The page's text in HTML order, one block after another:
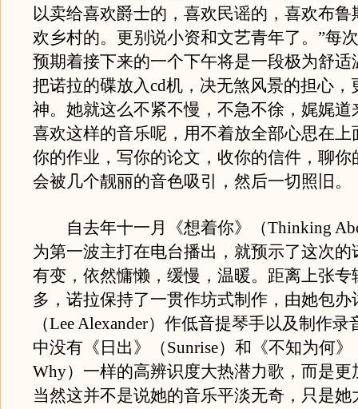
以卖给喜欢爵士的，喜欢民谣的，喜欢布鲁
欢乡村的。更别说小资和文艺青年了。”每
预期着接下来的一个下午将是一段极为舒适
把诺拉的碟放入cd机，决无煞风景的担心，
神。她就这么不紧不慢，不急不徐，娓娓道
喜欢这样的音乐呢，用不着放全部心思在上
你的作业，写你的论文，收你的信件，聊你
会被几个靓丽的音色吸引，然后一切照旧。
自去年十一月《想着你》（Thinking
为第一波主打在电台播出，就预示了这次的
有变，依然慵懒，缓慢，温暖。距离上张专
多，诺拉保持了一贯作坊式制作，由她包办
（Lee Alexander）作低音提琴手以及制作
中没有《日出》（Sunrise）和《不知为何》
Why）一样的高辨识度大热潜力歌，而是更
当然这并不是说她的音乐平淡无奇，只是她